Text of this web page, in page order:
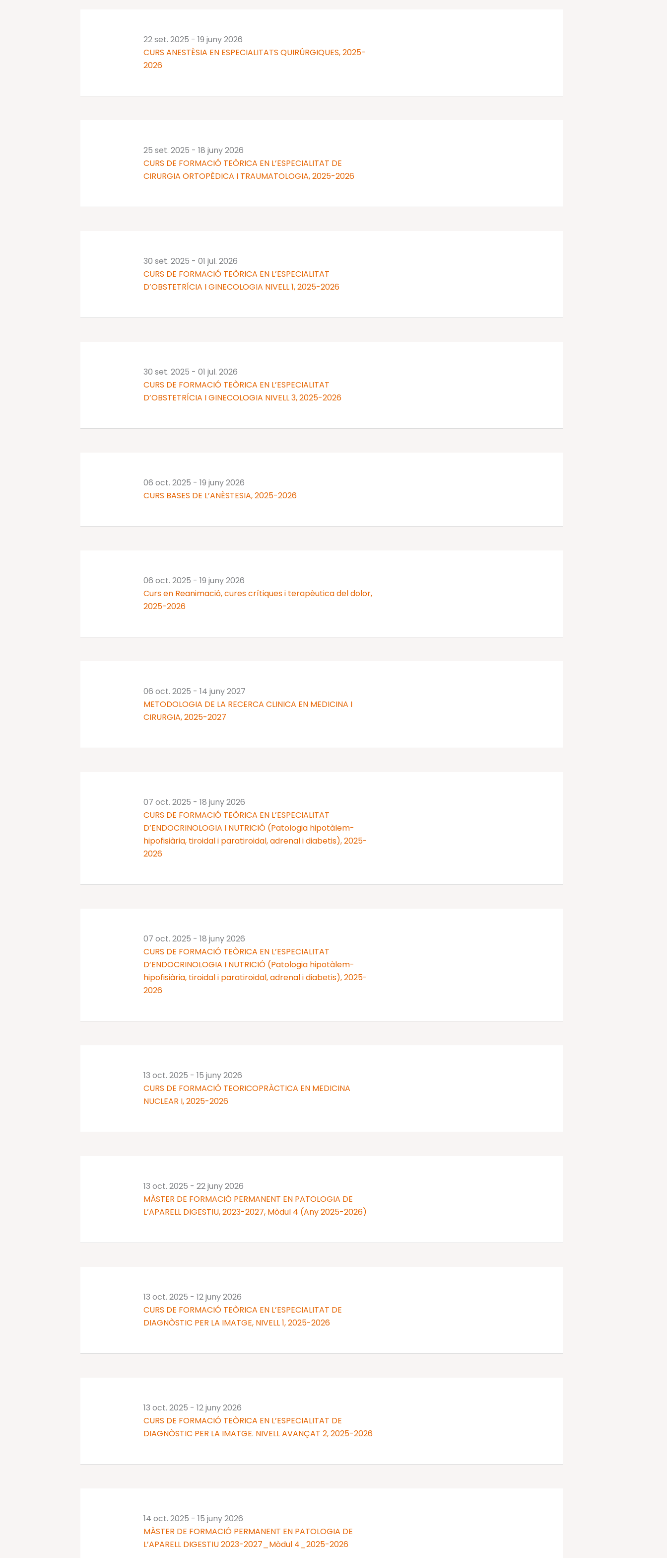
CURS ANESTÈSIA EN ESPECIALITATS QUIRÚRGIQUES, 2025-
2026
22 set. 2025 - 19 juny 2026
CURS DE FORMACIÓ TEÒRICA EN L’ESPECIALITAT DE
CIRURGIA ORTOPÈDICA I TRAUMATOLOGIA, 2025-2026
25 set. 2025 - 18 juny 2026
CURS DE FORMACIÓ TEÒRICA EN L’ESPECIALITAT
D’OBSTETRÍCIA I GINECOLOGIA NIVELL 1, 2025-2026
30 set. 2025 - 01 jul. 2026
CURS DE FORMACIÓ TEÒRICA EN L’ESPECIALITAT
D’OBSTETRÍCIA I GINECOLOGIA NIVELL 3, 2025-2026
30 set. 2025 - 01 jul. 2026
CURS BASES DE L’ANÈSTESIA, 2025-2026
06 oct. 2025 - 19 juny 2026
Curs en Reanimació, cures crítiques i terapèutica del dolor,
2025-2026
06 oct. 2025 - 19 juny 2026
METODOLOGIA DE LA RECERCA CLINICA EN MEDICINA I
CIRURGIA, 2025-2027
06 oct. 2025 - 14 juny 2027
CURS DE FORMACIÓ TEÒRICA EN L’ESPECIALITAT
D’ENDOCRINOLOGIA I NUTRICIÓ (Patologia hipotàlem-
hipofisiària, tiroidal i paratiroidal, adrenal i diabetis), 2025-
2026
07 oct. 2025 - 18 juny 2026
CURS DE FORMACIÓ TEÒRICA EN L’ESPECIALITAT
D’ENDOCRINOLOGIA I NUTRICIÓ (Patologia hipotàlem-
hipofisiària, tiroidal i paratiroidal, adrenal i diabetis), 2025-
2026
07 oct. 2025 - 18 juny 2026
CURS DE FORMACIÓ TEORICOPRÀCTICA EN MEDICINA
NUCLEAR I, 2025-2026
13 oct. 2025 - 15 juny 2026
MÀSTER DE FORMACIÓ PERMANENT EN PATOLOGIA DE
L’APARELL DIGESTIU, 2023-2027, Mòdul 4 (Any 2025-2026)
13 oct. 2025 - 22 juny 2026
CURS DE FORMACIÓ TEÒRICA EN L’ESPECIALITAT DE
DIAGNÒSTIC PER LA IMATGE, NIVELL 1, 2025-2026
13 oct. 2025 - 12 juny 2026
CURS DE FORMACIÓ TEÒRICA EN L’ESPECIALITAT DE
DIAGNÒSTIC PER LA IMATGE. NIVELL AVANÇAT 2, 2025-2026
13 oct. 2025 - 12 juny 2026
MÀSTER DE FORMACIÓ PERMANENT EN PATOLOGIA DE
L’APARELL DIGESTIU 2023-2027_Mòdul 4_2025-2026
14 oct. 2025 - 15 juny 2026